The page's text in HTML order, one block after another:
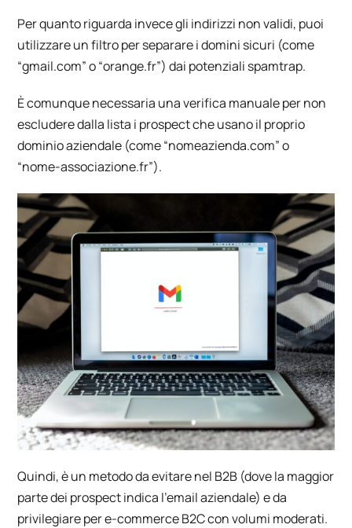
Per quanto riguarda invece gli indirizzi non validi, puoi
utilizzare un filtro per separare i domini sicuri (come
“gmail.com” o “orange.fr”) dai potenziali spamtrap.
È comunque necessaria una verifica manuale per non
escludere dalla lista i prospect che usano il proprio
dominio aziendale (come “nomeazienda.com” o
“nome-associazione.fr”).
Quindi, è un metodo da evitare nel B2B (dove la maggior
parte dei prospect indica l’email aziendale) e da
privilegiare per e-commerce B2C con volumi moderati.